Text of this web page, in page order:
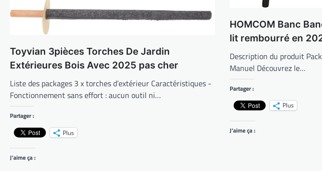
Toyvian 3pièces Torches De Jardin
Extérieures Bois Avec 2025 pas cher
Liste des packages 3 x torches d’extérieur Caractéristiques -
Fonctionnement sans effort : aucun outil ni…
Partager :
Plus
J’aime ça :
HOMCOM Banc
lit rembourré en
Description du produit
Manuel Découvrez le…
Partager :
Plus
J’aime ça :